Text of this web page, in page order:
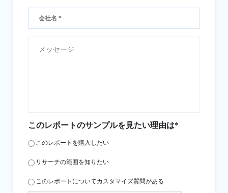
このレポートのサンプルを見たい理由は*
このレポートを購入したい
リサーチの範囲を知りたい
このレポートについてカスタマイズ質問がある